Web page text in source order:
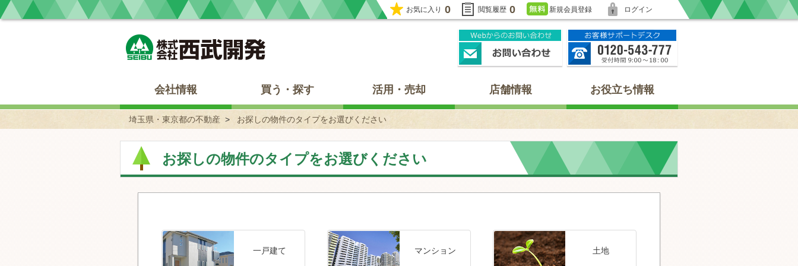
お気に入り 0 閲覧履歴 0 新規会員登録 ログイン
会社情報 買う・探す 活用・売却 店舗情報 お役立ち情報
埼玉県・東京都の不動産 お探しの物件のタイプをお選びください
お探しの物件のタイプをお選びください
一戸建て マンション 土地